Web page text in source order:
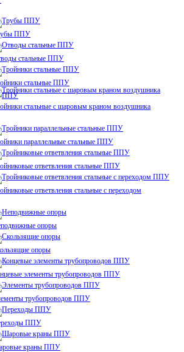
ППУ
стальные ППУ
стальные ППУ
стальные с шаровым краном воздушника
параллельные стальные ППУ
ответвления стальные ППУ
ответвления стальные с переходом
опоры
опоры
элементы трубопроводов ППУ
трубопроводов ППУ
ППУ
краны ППУ